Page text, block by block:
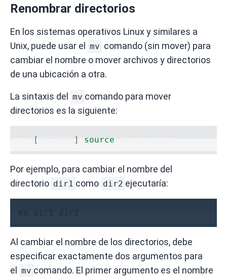
Renombrar directorios
En los sistemas operativos Linux y similares a
Unix, puede usar el
mv comando (sin mover) para
cambiar el nombre o mover archivos y directorios
de una ubicación a otra.
La sintaxis del mv comando para mover
directorios es la siguiente:
[ ] source
Por ejemplo, para cambiar el nombre del
directorio dir1 como dir2 ejecutaría:
mv dir1 dir2
Al cambiar el nombre de los directorios, debe
especificar exactamente dos argumentos para
el
mv comando. El primer argumento es el nombre